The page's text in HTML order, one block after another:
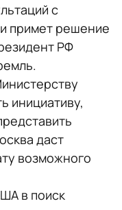
с
примет решение
РФ
инициативу,
даст
возможного
в поиск